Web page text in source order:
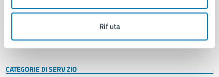
Rifiuta
Personale amministrativo
CATEGORIE DI SERVIZIO